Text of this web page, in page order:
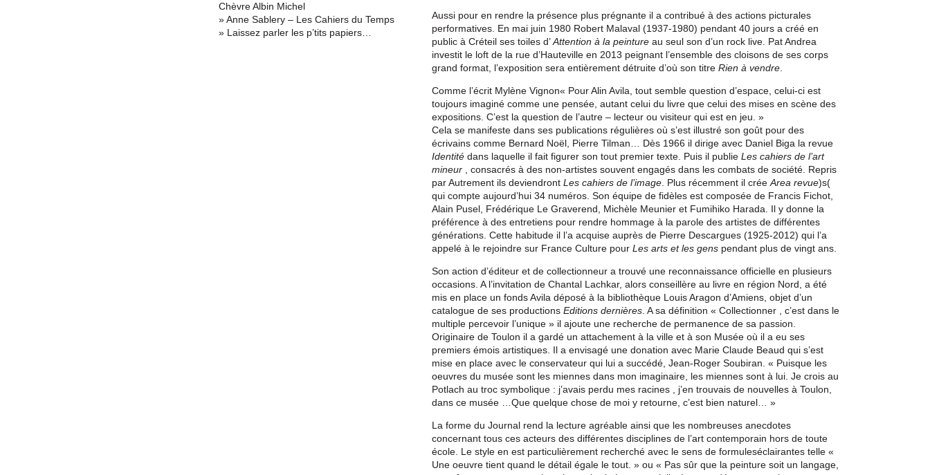
Aussi pour en rendre la présence plus prégnante il a contribué à des actions picturales
performatives. En mai juin 1980 Robert Malaval (1937-1980) pendant 40 jours a créé en
public à Créteil ses toiles d’Attention à la peinture au seul son d’un rock live. Pat Andrea
investit le loft de la rue d’Hauteville en 2013 peignant l’ensemble des cloisons de ses corps
grand format, l’exposition sera entièrement détruite d’où son titreRien à vendre
Comme l’écrit Mylène Vignon« Pour Alin Avila, tout semble question d’espace, celui-ci est
toujours imaginé comme une pensée, autant celui du livre que celui des mises en scène des
expositions. C’est la question de l’autre – lecteur ou visiteur qui est en jeu. »
Cela se manifeste dans ses publications régulières où s’est illustré son goût pour des
écrivains comme Bernard Noël, Pierre Tilman… Dès 1966 il dirige avec Daniel Biga la revue
Identité dans laquelle il fait figurer son tout premier texte. Puis il publieLes cahiers de l’art
mineur , consacrés à des non-artistes souvent engagés dans les combats de société. Repris
par Autrement ils deviendrontLes cahiers de l’image . Plus récemment il créeArea revue)s(
qui compte aujourd’hui 34 numéros. Son équipe de fidèles est composée de Francis Fichot,
Alain Pusel, Frédérique Le Graverend, Michèle Meunier et Fumihiko Harada. Il y donne la
préférence à des entretiens pour rendre hommage à la parole des artistes de différentes
générations. Cette habitude il l’a acquise auprès de Pierre Descargues (1925-2012) qui l’a
appelé à le rejoindre sur France Culture pourLes arts et les gens pendant plus de vingt ans.
Son action d’éditeur et de collectionneur a trouvé une reconnaissance officielle en plusieurs
occasions. A l’invitation de Chantal Lachkar, alors conseillère au livre en région Nord, a été
mis en place un fonds Avila déposé à la bibliothèque Louis Aragon d’Amiens, objet d’un
catalogue de ses productionsEditions dernières . A sa définition « Collectionner , c’est dans le
multiple percevoir l’unique » il ajoute une recherche de permanence de sa passion.
Originaire de Toulon il a gardé un attachement à la ville et à son Musée où il a eu ses
premiers émois artistiques. Il a envisagé une donation avec Marie Claude Beaud qui s’est
mise en place avec le conservateur qui lui a succédé, Jean-Roger Soubiran. « Puisque les
oeuvres du musée sont les miennes dans mon imaginaire, les miennes sont à lui. Je crois au
Potlach au troc symbolique : j’avais perdu mes racines , j’en trouvais de nouvelles à Toulon,
dans ce musée …Que quelque chose de moi y retourne, c’est bien naturel… »
La forme du Journal rend la lecture agréable ainsi que les nombreuses anecdotes
concernant tous ces acteurs des différentes disciplines de l’art contemporain hors de toute
école. Le style en est particulièrement recherché avec le sens de formuleséclairantes telle «
Une oeuvre tient quand le détail égale le tout. » ou « Pas sûr que la peinture soit un langage,
Chèvre Albin Michel
» Anne Sablery – Les Cahiers du Temps
» Laissez parler les p’tits papiers…